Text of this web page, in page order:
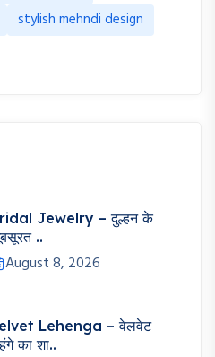
stylish mehndi design
Jewelry – दुल्हन के
..
August 8, 2026
Lehenga – वेलवेट
का शा..